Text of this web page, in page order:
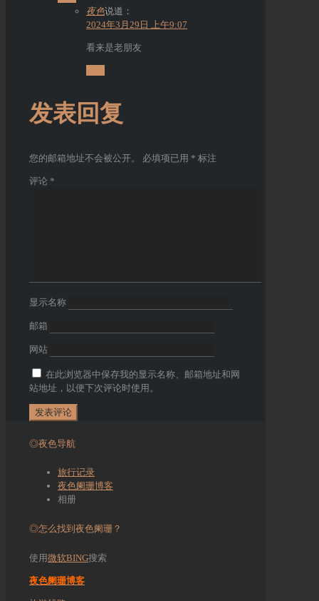
夜色说道：
2024年3月29日 上午9:07
看来是老朋友
发表回复
您的邮箱地址不会被公开。 必填项已用 * 标注
评论 *
显示名称
邮箱
网站
在此浏览器中保存我的显示名称、邮箱地址和网
站地址，以便下次评论时使用。
◎夜色导航
旅行记录
夜色阑珊博客
相册
◎怎么找到夜色阑珊？
使用微软BING搜索
夜色阑珊博客